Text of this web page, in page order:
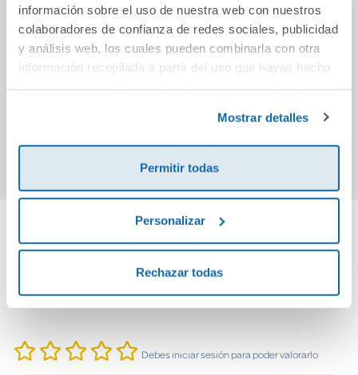
información sobre el uso de nuestra web con nuestros
colaboradores de confianza de redes sociales, publicidad
y análisis web, los cuales pueden combinarla con otra
información recopilada a partir del uso que hayas hecho
Mostrar detalles
Permitir todas
Personalizar
Rechazar todas
Un linaje oscuro
12 soluciones para
superar los retos
Cuéntanos tu opinión
¡Sé el primero en valorar este producto!
Debes iniciar sesión para poder valorarlo